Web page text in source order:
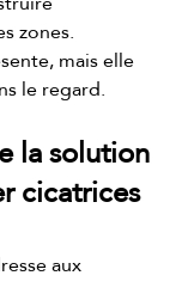
zones.
mais elle
le regard.
la solution
cicatrices
aux